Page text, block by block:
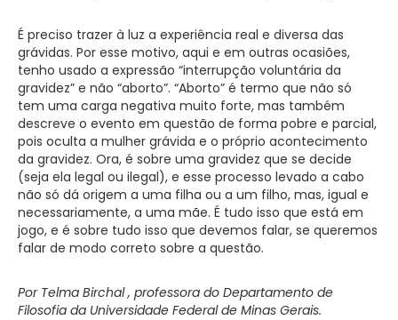
É preciso trazer à luz a experiência real e diversa das
grávidas. Por esse motivo, aqui e em outras ocasiões,
tenho usado a expressão “interrupção voluntária da
gravidez” e não “aborto”. “Aborto” é termo que não só
tem uma carga negativa muito forte, mas também
descreve o evento em questão de forma pobre e parcial,
pois oculta a mulher grávida e o próprio acontecimento
da gravidez. Ora, é sobre uma gravidez que se decide
(seja ela legal ou ilegal), e esse processo levado a cabo
não só dá origem a uma filha ou a um filho, mas, igual e
necessariamente, a uma mãe. É tudo isso que está em
jogo, e é sobre tudo isso que devemos falar, se queremos
falar de modo correto sobre a questão.
Por Telma Birchal , professora do Departamento de
Filosofia da Universidade Federal de Minas Gerais.